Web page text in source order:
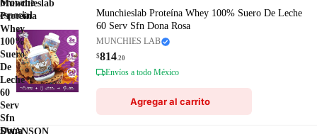
brownie
especial
Munchieslab
Proteína
Whey
100%
Suero
De
Leche
60
Serv
Sfn
Dona
Munchieslab Proteína Whey 100% Suero De Leche
60 Serv Sfn Dona Rosa
MUNCHIES LAB
$814.20
Envíos a todo México
Agregar al carrito
SWANSON